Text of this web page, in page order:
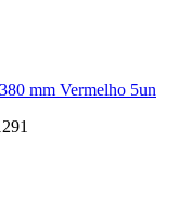
mm Vermelho 5un